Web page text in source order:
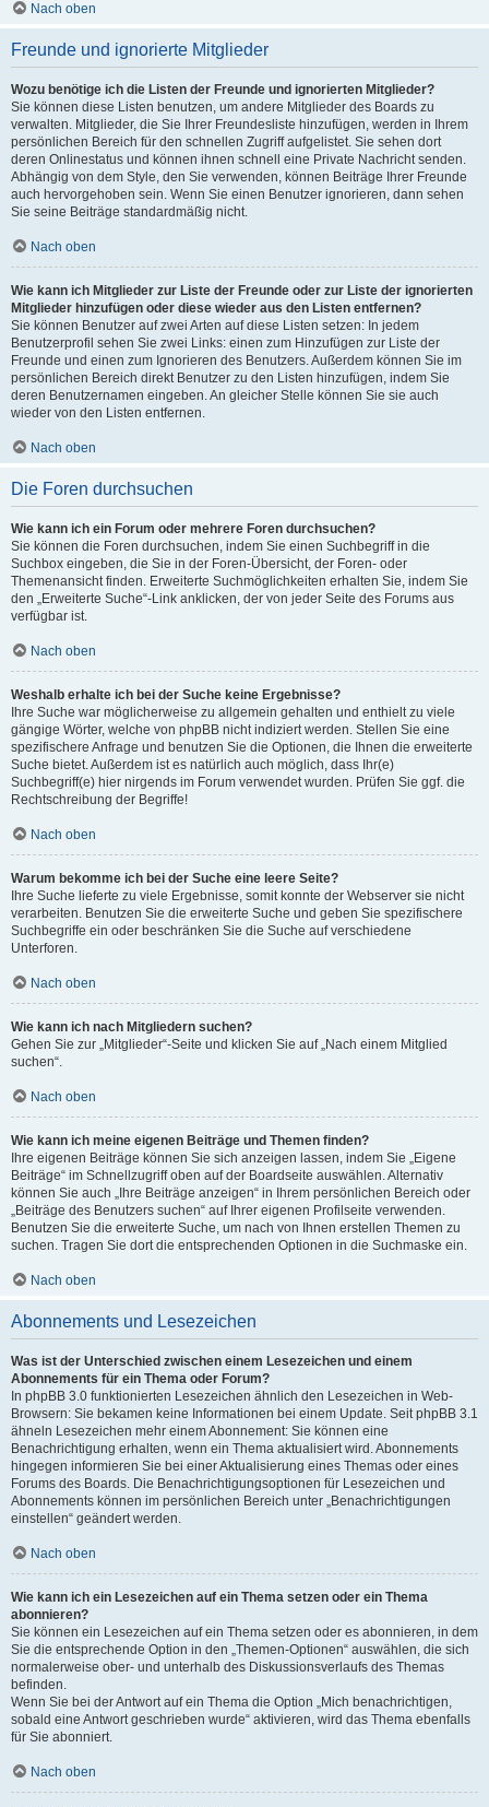
Nach oben
Freunde und ignorierte Mitglieder
Wozu benötige ich die Listen der Freunde und ignorierten Mitglieder?
Sie können diese Listen benutzen, um andere Mitglieder des Boards zu
verwalten. Mitglieder, die Sie Ihrer Freundesliste hinzufügen, werden in Ihrem
persönlichen Bereich für den schnellen Zugriff aufgelistet. Sie sehen dort
deren Onlinestatus und können ihnen schnell eine Private Nachricht senden.
Abhängig von dem Style, den Sie verwenden, können Beiträge Ihrer Freunde
auch hervorgehoben sein. Wenn Sie einen Benutzer ignorieren, dann sehen
Sie seine Beiträge standardmäßig nicht.
Nach oben
Wie kann ich Mitglieder zur Liste der Freunde oder zur Liste der ignorierten
Mitglieder hinzufügen oder diese wieder aus den Listen entfernen?
Sie können Benutzer auf zwei Arten auf diese Listen setzen: In jedem
Benutzerprofil sehen Sie zwei Links: einen zum Hinzufügen zur Liste der
Freunde und einen zum Ignorieren des Benutzers. Außerdem können Sie im
persönlichen Bereich direkt Benutzer zu den Listen hinzufügen, indem Sie
deren Benutzernamen eingeben. An gleicher Stelle können Sie sie auch
wieder von den Listen entfernen.
Nach oben
Die Foren durchsuchen
Wie kann ich ein Forum oder mehrere Foren durchsuchen?
Sie können die Foren durchsuchen, indem Sie einen Suchbegriff in die
Suchbox eingeben, die Sie in der Foren-Übersicht, der Foren- oder
Themenansicht finden. Erweiterte Suchmöglichkeiten erhalten Sie, indem Sie
den „Erweiterte Suche“-Link anklicken, der von jeder Seite des Forums aus
verfügbar ist.
Nach oben
Weshalb erhalte ich bei der Suche keine Ergebnisse?
Ihre Suche war möglicherweise zu allgemein gehalten und enthielt zu viele
gängige Wörter, welche von phpBB nicht indiziert werden. Stellen Sie eine
spezifischere Anfrage und benutzen Sie die Optionen, die Ihnen die erweiterte
Suche bietet. Außerdem ist es natürlich auch möglich, dass Ihr(e)
Suchbegriff(e) hier nirgends im Forum verwendet wurden. Prüfen Sie ggf. die
Rechtschreibung der Begriffe!
Nach oben
Warum bekomme ich bei der Suche eine leere Seite?
Ihre Suche lieferte zu viele Ergebnisse, somit konnte der Webserver sie nicht
verarbeiten. Benutzen Sie die erweiterte Suche und geben Sie spezifischere
Suchbegriffe ein oder beschränken Sie die Suche auf verschiedene
Unterforen.
Nach oben
Wie kann ich nach Mitgliedern suchen?
Gehen Sie zur „Mitglieder“-Seite und klicken Sie auf „Nach einem Mitglied
suchen“.
Nach oben
Wie kann ich meine eigenen Beiträge und Themen finden?
Ihre eigenen Beiträge können Sie sich anzeigen lassen, indem Sie „Eigene
Beiträge“ im Schnellzugriff oben auf der Boardseite auswählen. Alternativ
können Sie auch „Ihre Beiträge anzeigen“ in Ihrem persönlichen Bereich oder
„Beiträge des Benutzers suchen“ auf Ihrer eigenen Profilseite verwenden.
Benutzen Sie die erweiterte Suche, um nach von Ihnen erstellen Themen zu
suchen. Tragen Sie dort die entsprechenden Optionen in die Suchmaske ein.
Nach oben
Abonnements und Lesezeichen
Was ist der Unterschied zwischen einem Lesezeichen und einem
Abonnements für ein Thema oder Forum?
In phpBB 3.0 funktionierten Lesezeichen ähnlich den Lesezeichen in Web-
Browsern: Sie bekamen keine Informationen bei einem Update. Seit phpBB 3.1
ähneln Lesezeichen mehr einem Abonnement: Sie können eine
Benachrichtigung erhalten, wenn ein Thema aktualisiert wird. Abonnements
hingegen informieren Sie bei einer Aktualisierung eines Themas oder eines
Forums des Boards. Die Benachrichtigungsoptionen für Lesezeichen und
Abonnements können im persönlichen Bereich unter „Benachrichtigungen
einstellen“ geändert werden.
Nach oben
Wie kann ich ein Lesezeichen auf ein Thema setzen oder ein Thema
abonnieren?
Sie können ein Lesezeichen auf ein Thema setzen oder es abonnieren, in dem
Sie die entsprechende Option in den „Themen-Optionen“ auswählen, die sich
normalerweise ober- und unterhalb des Diskussionsverlaufs des Themas
befinden.
Wenn Sie bei der Antwort auf ein Thema die Option „Mich benachrichtigen,
sobald eine Antwort geschrieben wurde“ aktivieren, wird das Thema ebenfalls
für Sie abonniert.
Nach oben